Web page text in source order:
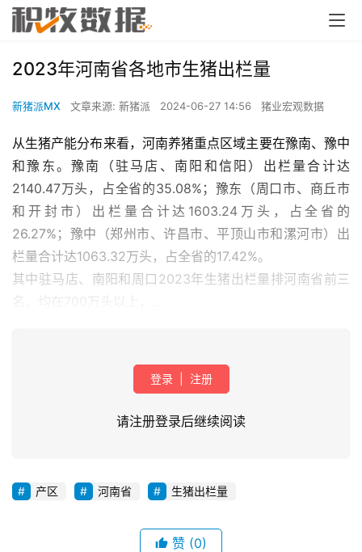
2023年河南省各地市生猪出栏量
新猪派MX 文章来源: 新猪派 2024-06-27 14:56 猪业宏观数据
从生猪产能分布来看，河南养猪重点区域主要在豫南、豫中
和豫东。豫南（驻马店、南阳和信阳）出栏量合计达
2140.47万头，占全省的35.08%；豫东（周口市、商丘市
和开封市）出栏量合计达1603.24万头，占全省的
26.27%；豫中（郑州市、许昌市、平顶山市和漯河市）出
栏量合计达1063.32万头，占全省的17.42%。
其中驻马店、南阳和周口2023年生猪出栏量排河南省前三
名，均在700万头以上，...
登录 注册
请注册登录后继续阅读
产区 河南省 生猪出栏量
赞 (0)